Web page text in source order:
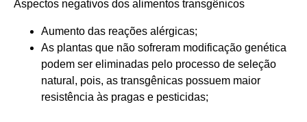
Aspectos negativos dos alimentos transgênicos
Aumento das reações alérgicas;
As plantas que não sofreram modificação genética
podem ser eliminadas pelo processo de seleção
natural, pois, as transgênicas possuem maior
resistência às pragas e pesticidas;